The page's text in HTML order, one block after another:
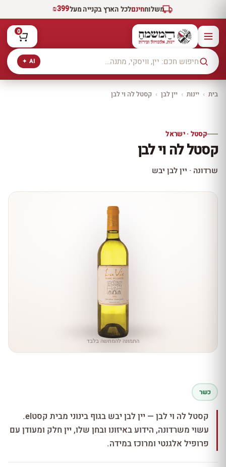
משלוחחינםלכל הארץ בקנייה מעל₪399
AI ✦
0
בית › יינות › יין לבן › קסטל לה וי לבן
10% הנחה
עכשיו ב-10% הנחה
קסטל · ישראל
קסטל לה וי לבן
שרדונה · יין לבן יבש
התמונה להמחשה בלבד
כשר
קסטל לה וי לבן — יין לבן יבש בגוף בינוני מבית קסטel.
עשוי משרדונה, הידוע באיזונו ובחן שלו, יין חלק ומעודן עם
פרופיל אלגנטי ומרוכז במידה.